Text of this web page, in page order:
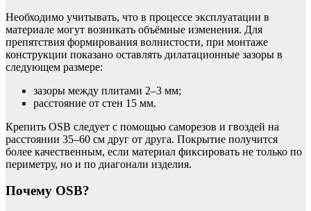
Необходимо учитывать, что в процессе эксплуатации в
материале могут возникать объёмные изменения. Для
препятствия формирования волнистости, при монтаже
конструкции показано оставлять дилатационные зазоры в
следующем размере:
зазоры между плитами 2–3 мм;
расстояние от стен 15 мм.
Крепить OSB следует с помощью саморезов и гвоздей на
расстоянии 35–60 см друг от друга. Покрытие получится
более качественным, если материал фиксировать не только по
периметру, но и по диагонали изделия.
Почему OSB?